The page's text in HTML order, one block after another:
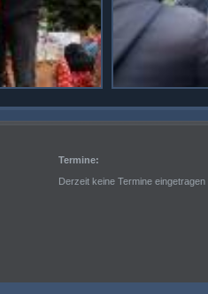
Termine:
Derzeit keine Termine eingetragen